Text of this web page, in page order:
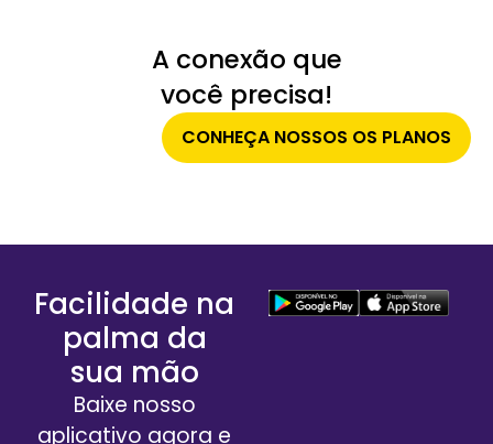
A conexão que
você precisa!
CONHEÇA NOSSOS OS PLANOS
Facilidade na
palma da
sua mão
Baixe nosso
aplicativo agora e